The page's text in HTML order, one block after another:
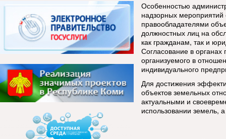
Особенностью
надзорных мероприятий
правообладателями
должностных лиц на
как гражданам, так и
Согласование в
организуемого в
индивидуального
Для достижения
объектов земельных
актуальными и
использовании земель,